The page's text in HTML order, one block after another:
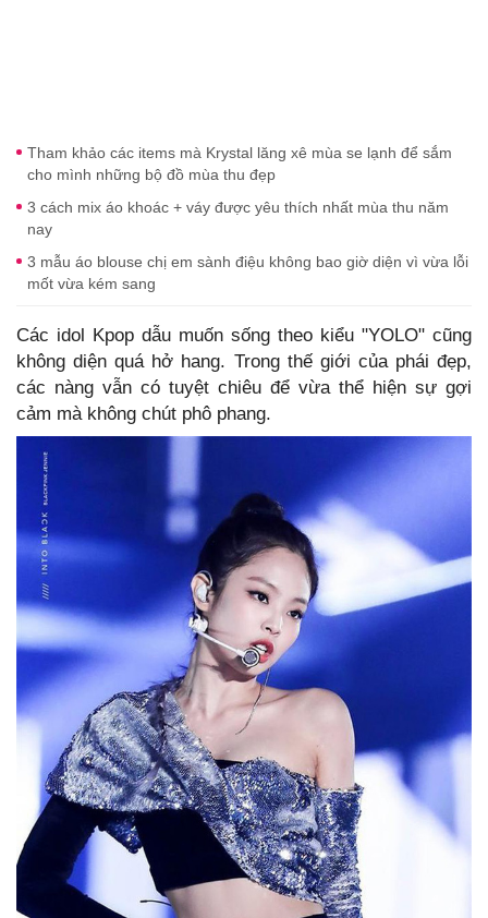
Tham khảo các items mà Krystal lăng xê mùa se lạnh để sắm
cho mình những bộ đồ mùa thu đẹp
3 cách mix áo khoác + váy được yêu thích nhất mùa thu năm
nay
3 mẫu áo blouse chị em sành điệu không bao giờ diện vì vừa lỗi
mốt vừa kém sang
Các idol Kpop dẫu muốn sống theo kiểu "YOLO" cũng
không diện quá hở hang. Trong thế giới của phái đẹp,
các nàng vẫn có tuyệt chiêu để vừa thể hiện sự gợi
cảm mà không chút phô phang.